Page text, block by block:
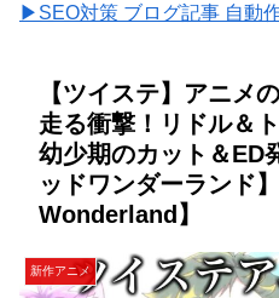
▶SEO対策 ブログ記事 自動
【ツイステ】アニメ
走る衝撃！リドル＆
幼少期のカット＆ED
ッドワンダーランド
Wonderland】
新作アニメ